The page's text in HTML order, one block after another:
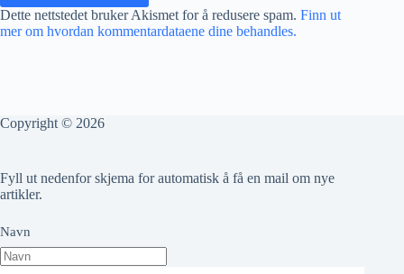
Dette nettstedet bruker Akismet for å redusere spam. Finn ut
mer om hvordan kommentardataene dine behandles.
Copyright © 2026
Fyll ut nedenfor skjema for automatisk å få en mail om nye
artikler.
Navn